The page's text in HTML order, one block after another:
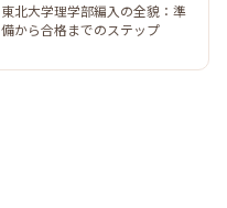
東北大学理学部編入の全貌：準
備から合格までのステップ